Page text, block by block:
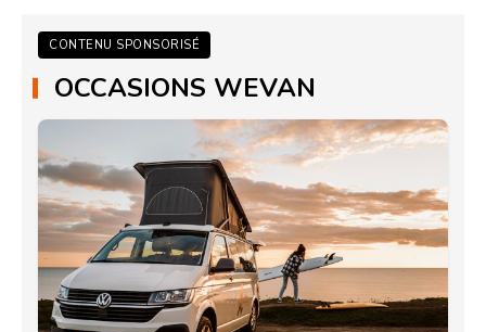
CONTENU SPONSORISÉ
OCCASIONS WEVAN